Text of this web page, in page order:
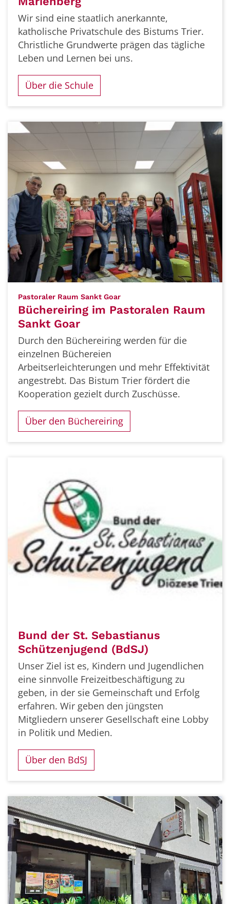
Wir sind eine staatlich anerkannte,
katholische Privatschule des Bistums Trier.
Christliche Grundwerte prägen das tägliche
Leben und Lernen bei uns.
Über die Schule
Pastoraler Raum Sankt Goar:
Büchereiring im Pastoralen Raum
Sankt Goar
Durch den Büchereiring werden für die
einzelnen Büchereien
Arbeitserleichterungen und mehr Effektivität
angestrebt. Das Bistum Trier fördert die
Kooperation gezielt durch Zuschüsse.
Über den Büchereiring
Bund der St. Sebastianus
Schützenjugend (BdSJ)
Unser Ziel ist es, Kindern und Jugendlichen
eine sinnvolle Freizeitbeschäftigung zu
geben, in der sie Gemeinschaft und Erfolg
erfahren. Wir geben den jüngsten
Mitgliedern unserer Gesellschaft eine Lobby
in Politik und Medien.
Über den BdSJ